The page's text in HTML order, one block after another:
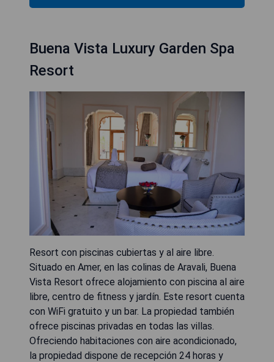
Buena Vista Luxury Garden Spa
Resort
Resort con piscinas cubiertas y al aire libre.
Situado en Amer, en las colinas de Aravali, Buena
Vista Resort ofrece alojamiento con piscina al aire
libre, centro de fitness y jardín. Este resort cuenta
con WiFi gratuito y un bar. La propiedad también
ofrece piscinas privadas en todas las villas.
Ofreciendo habitaciones con aire acondicionado,
la propiedad dispone de recepción 24 horas y